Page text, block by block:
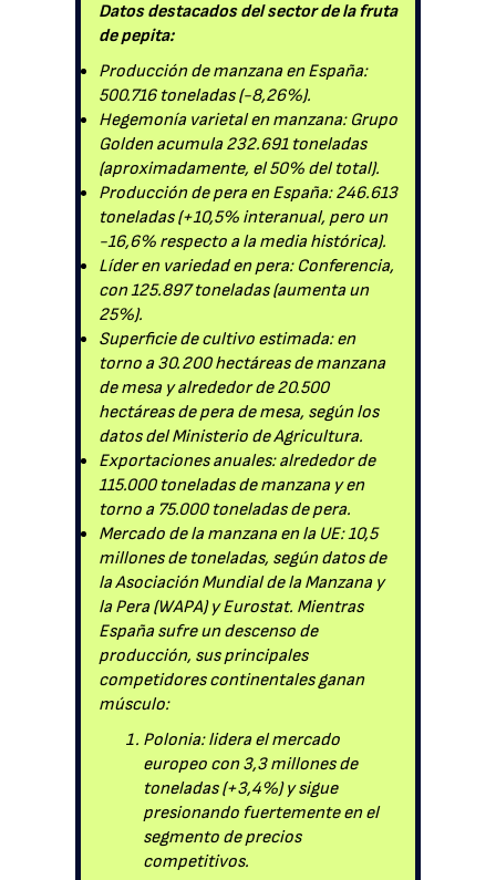
Datos destacados del sector de la fruta
de pepita:
Producción de manzana en España:
500.716 toneladas (-8,26%).
Hegemonía varietal en manzana: Grupo
Golden acumula 232.691 toneladas
(aproximadamente, el 50% del total).
Producción de pera en España: 246.613
toneladas (+10,5% interanual, pero un
-16,6% respecto a la media histórica).
Líder en variedad en pera: Conferencia,
con 125.897 toneladas (aumenta un
25%).
Superficie de cultivo estimada: en
torno a 30.200 hectáreas de manzana
de mesa y alrededor de 20.500
hectáreas de pera de mesa, según los
datos del Ministerio de Agricultura.
Exportaciones anuales: alrededor de
115.000 toneladas de manzana y en
torno a 75.000 toneladas de pera.
Mercado de la manzana en la UE: 10,5
millones de toneladas, según datos de
la Asociación Mundial de la Manzana y
la Pera (WAPA) y Eurostat. Mientras
España sufre un descenso de
producción, sus principales
competidores continentales ganan
músculo:
Polonia: lidera el mercado
europeo con 3,3 millones de
toneladas (+3,4%) y sigue
presionando fuertemente en el
segmento de precios
competitivos.